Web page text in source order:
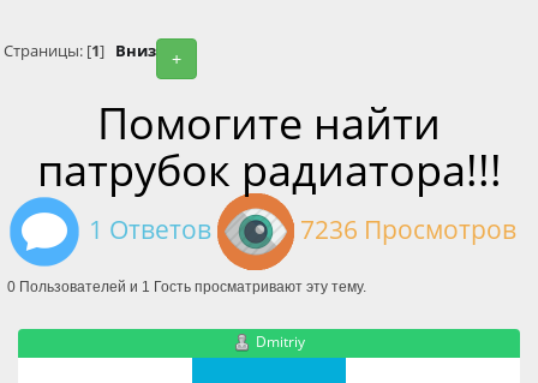
+
Страницы: [1] Вниз
Помогите найти
патрубок радиатора!!!
1 Ответов 7236 Просмотров
0 Пользователей и 1 Гость просматривают эту тему.
Dmitriy